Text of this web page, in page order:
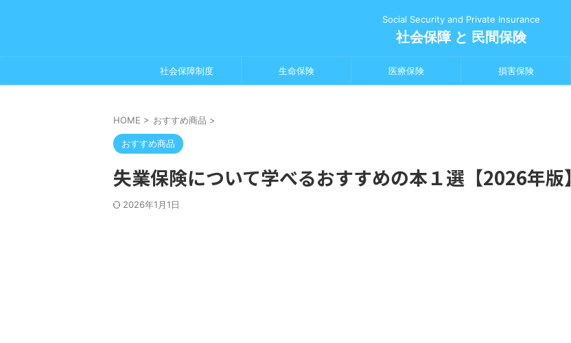
Social Security and Private Insurance
社会保障 と 民間保険
社会保障制度 生命保険 医療保険 損害保険
HOME > おすすめ商品 >
おすすめ商品
失業保険について学べるおすすめの本１選【2026年版】
2026年1月1日